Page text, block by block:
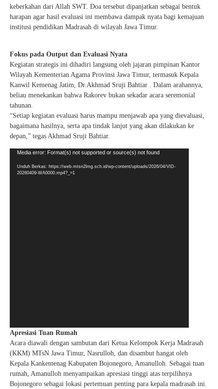
keberkahan dari Allah SWT. Doa tersebut dipanjatkan sebagai bentuk
harapan agar hasil evaluasi ini membawa dampak nyata bagi kemajuan
institusi pendidikan Madrasah di wilayah Jawa Timur.
Fokus pada Output dan Evaluasi Nyata
Kegiatan strategis ini dihadiri langsung oleh jajaran pimpinan Kantor
Wilayah Kementerian Agama Provinsi Jawa Timur, termasuk Kepala
Kanwil Kemenag Jatim, Dr.Akhmad Sruji Bahtiar . Dalam arahannya,
beliau menekankan bahwa Rakorev bukan sekadar acara seremonial
tahunan.
“Setiap kegiatan evaluasi harus mampu menjawab apa yang dievaluasi,
bagaimana hasilnya, serta apa tindak lanjut yang akan dilakukan ke
depan,” tegas Akhmad Sruji Bahtiar.
Pemutar
Video
Media error: Format(s) not supported or source(s) not found
Unduh Berkas: https://web.mtsn2lmg.sch.id/wp-content/uploads/2026/04/VID-
20260409-WA0000.mp4?_=1
Apresiasi Tuan Rumah
Acara diawali dengan sambutan dari Ketua Kelompok Kerja Madrasah
(KKM) MTsN Jawa Timur, Nasrulloh, dan disambut hangat oleh
Kepala Kankemenag Kabupaten Bojonegoro, Amanulloh. Sebagai tuan
rumah, Amanulloh menyampaikan apresiasi tinggi atas terpilihnya
Bojonegoro sebagai lokasi pertemuan penting para kepala madrasah ini.